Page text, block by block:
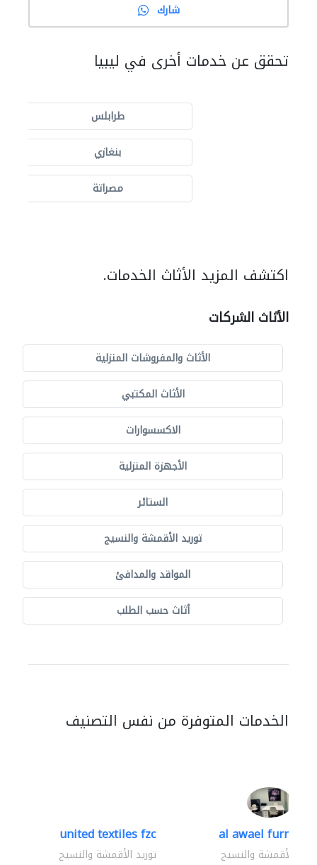
شارك
تحقق عن خدمات أخرى في ليبيا
طرابلس
بنغازي
مصراتة
اكتشف المزيد الأثاث الخدمات.
الأثاث الشركات
الأثاث والمفروشات المنزلية
الأثاث المكتبي
الاكسسوارات
الأجهزة المنزلية
الستائر
توريد الأقمشة والنسيج
المواقد والمدافئ
أثاث حسب الطلب
الخدمات المتوفرة من نفس التصنيف
united textiles fzc
توريد الأقمشة والنسيج
al awael
الأقمشة والنسيج